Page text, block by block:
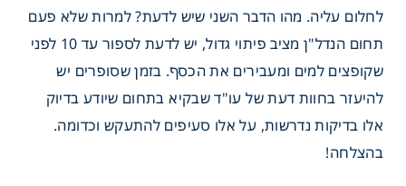
לחלום עליה. מהו הדבר השני שיש לדעת? למרות שלא פעם
תחום הנדל"ן מציב פיתוי גדול, יש לדעת לספור עד 10 לפני
שקופצים למים ומעבירים את הכסף. בזמן שסופרים יש
להיעזר בחוות דעת של עו"ד שבקיא בתחום שיודע בדיוק
אלו בדיקות נדרשות, על אלו סעיפים להתעקש וכדומה.
בהצלחה!